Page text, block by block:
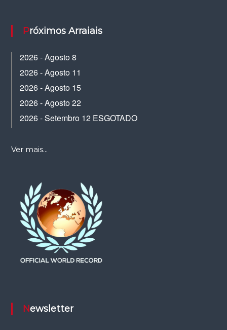
Próximos Arraiais
2026 - Agosto 8
2026 - Agosto 11
2026 - Agosto 15
2026 - Agosto 22
2026 - Setembro 12 ESGOTADO
Ver mais...
Newsletter